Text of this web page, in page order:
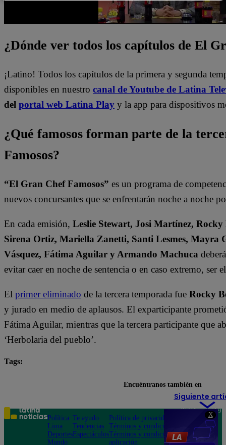
X
¿Dónde ver todos los capítulos de El
¡Latino! Todos los capítulos de la primera y segunda
disponibles en nuestro canal de Youtube de Latina
del portal web Latina Play y la app para dispositivos
¿Qué famosos forman parte de la
Famosos?
“El Gran Chef Famosos” es un programa de
nuevos concursantes que se enfrentarán noche a noche
En cada emisión, Leslie Stewart, Josi Martínez, Rocky
Sirena Ortiz, Mariella Zanetti, Santi Lesmes, Mayra
Vásquez, Fátima Aguilar y Armando Machuca
evitar caer en noche de sentencia o en caso extremo, ser
El primer eliminado de la tercera temporada fue Rocky
y jurado en medio de aplausos. El exparticipante
Fátima Aguilar, mientras que la tercera participante que
‘Herbolaria del pueblo’.
Tags:
Siguiente
Encuéntranos también en
Política
Lima
Deportes
Mundo
Te ayudo
Tendencias
Espectáculos
Política de privacidad
Términos y condiciones
Términos y condiciones
aplicación
Teléfono: 219
Av. San
Felipe 968
Jesús María